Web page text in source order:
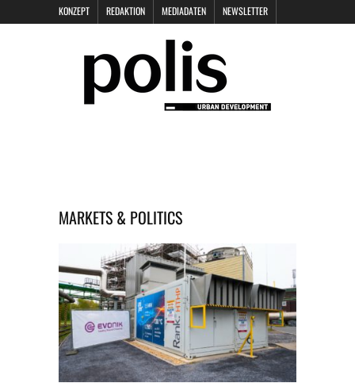
KONZEPT REDAKTION MEDIADATEN NEWSLETTER
DATENSCHUTZ
MARKETS & POLITICS